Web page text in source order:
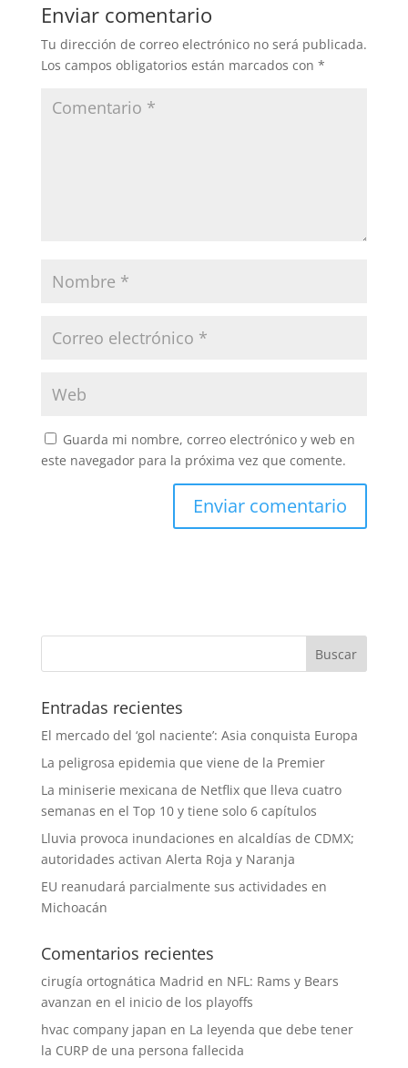
Enviar comentario
Tu dirección de correo electrónico no será publicada.
Los campos obligatorios están marcados con *
Guarda mi nombre, correo electrónico y web en
este navegador para la próxima vez que comente.
Entradas recientes
El mercado del ‘gol naciente’: Asia conquista Europa
La peligrosa epidemia que viene de la Premier
La miniserie mexicana de Netflix que lleva cuatro
semanas en el Top 10 y tiene solo 6 capítulos
Lluvia provoca inundaciones en alcaldías de CDMX;
autoridades activan Alerta Roja y Naranja
EU reanudará parcialmente sus actividades en
Michoacán
Comentarios recientes
cirugía ortognática Madrid en NFL: Rams y Bears
avanzan en el inicio de los playoffs
hvac company japan en La leyenda que debe tener
la CURP de una persona fallecida